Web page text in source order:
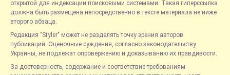
открытой для индексации поисковыми системами. Такая гиперссылка
должна быть размещена непосредственно в тексте материала не ниже
второго абзаца.
Редакция "Styler" может не разделять точку зрения авторов
публикаций. Оценочные суждения, согласно законодательству
Украины, не подлежат опровержению и доказыванию их правдивости.
За достоверность, содержание и соответствие требованиям